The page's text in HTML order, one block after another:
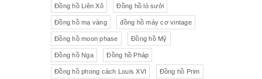
Đồng hồ Liên Xô Đồng hồ lò sưởi
Đồng hồ mạ vàng đồng hồ máy cơ vintage
Đồng hồ moon phase Đồng hồ Mỹ
Đồng hồ Nga Đồng hồ Pháp
Đồng hồ phong cách Louis XVI Đồng hồ Prim